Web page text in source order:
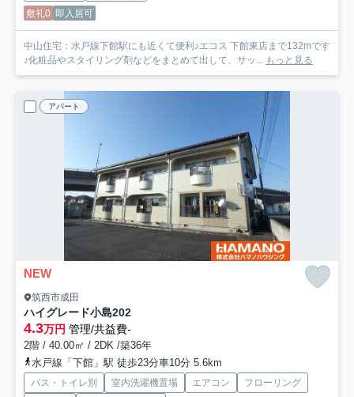
敷礼0 即入居可
中山住宅：水戸線下館駅にも近くて便利♪エコス 下館東店まで132mです
♪化粧品やスタイリング剤などをまとめて出して、サッ... もっと見る
アパート
NEW
筑西市成田
ハイグレード小島202
4.3万円 管理/共益費-
2階 / 40.00㎡ / 2DK /築36年
水戸線「下館」駅 徒歩23分車10分 5.6km
バス・トイレ別 室内洗濯機置場 エアコン
フローリング